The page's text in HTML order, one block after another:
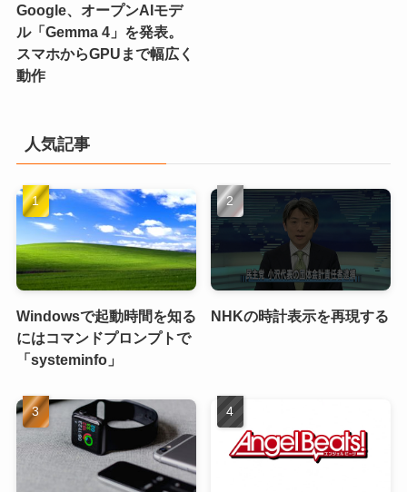
Google、オープンAIモデ
ル「Gemma 4」を発表。
スマホからGPUまで幅広く
動作
人気記事
Windowsで起動時間を知る
にはコマンドプロンプトで
「systeminfo」
NHKの時計表示を再現する